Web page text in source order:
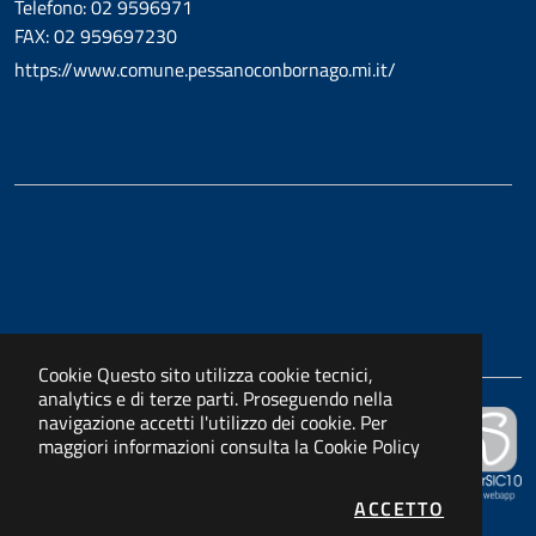
Cookie Questo sito utilizza cookie tecnici,
analytics e di terze parti. Proseguendo nella
navigazione accetti l'utilizzo dei cookie. Per
maggiori informazioni consulta la Cookie Policy
ACCETTO I
Telefono: 02 9596971
FAX: 02 959697230
https://www.comune.pessanoconbornago.mi.it/
Powered by
APKAPPA s.r.l.